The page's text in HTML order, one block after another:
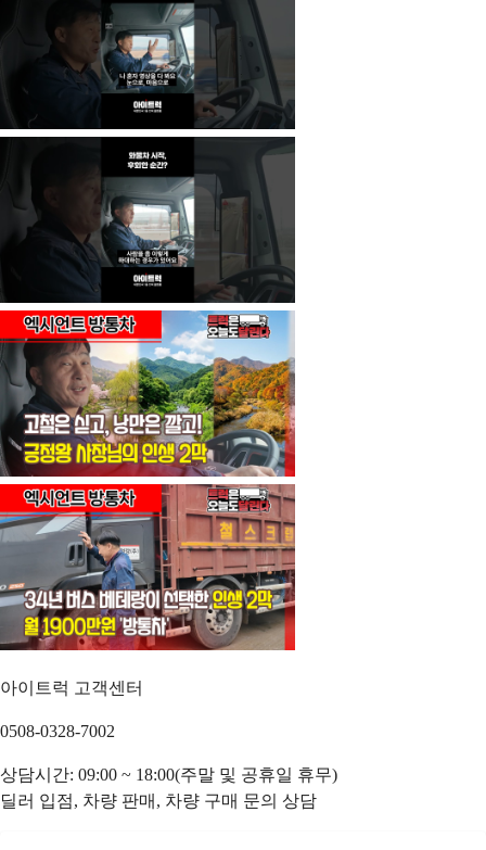
아이트럭 고객센터
0508-0328-7002
상담시간: 09:00 ~ 18:00(주말 및 공휴일 휴무)
딜러 입점, 차량 판매, 차량 구매 문의 상담